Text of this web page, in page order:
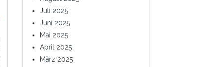
Juli 2025
Juni 2025
Mai 2025
April 2025
März 2025